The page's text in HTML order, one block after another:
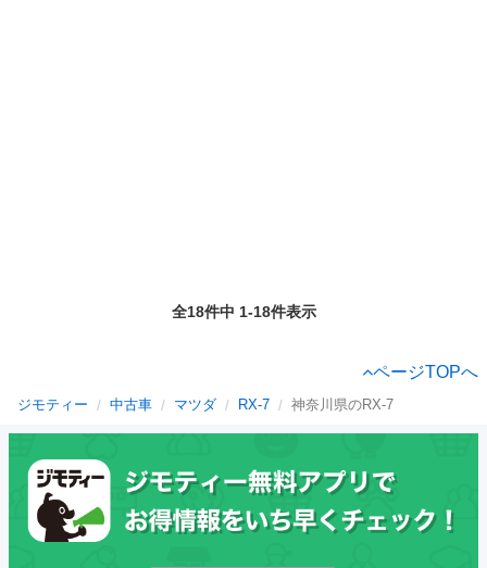
全18件中 1-18件表示
ページTOPへ
ジモティー 中古車 マツダ RX-7 神奈川県のRX-7